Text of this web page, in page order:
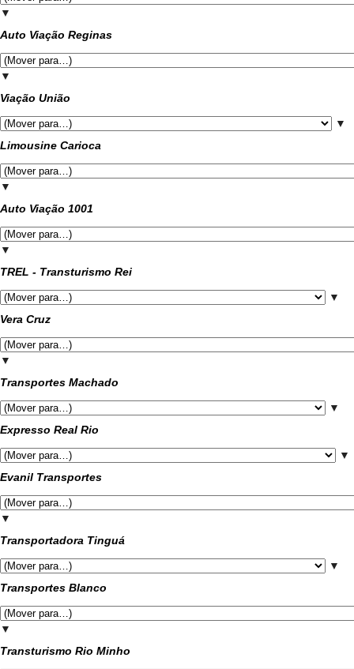
▼
Auto Viação Reginas
▼
Viação União
▼
Limousine Carioca
▼
Auto Viação 1001
▼
TREL - Transturismo Rei
▼
Vera Cruz
▼
Transportes Machado
▼
Expresso Real Rio
▼
Evanil Transportes
▼
Transportadora Tinguá
▼
Transportes Blanco
▼
Transturismo Rio Minho